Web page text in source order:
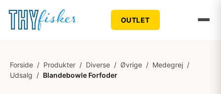
OUTLET
Forside / Produkter / Diverse / Øvrige / Medegrej /
Udsalg / Blandebowle Forfoder